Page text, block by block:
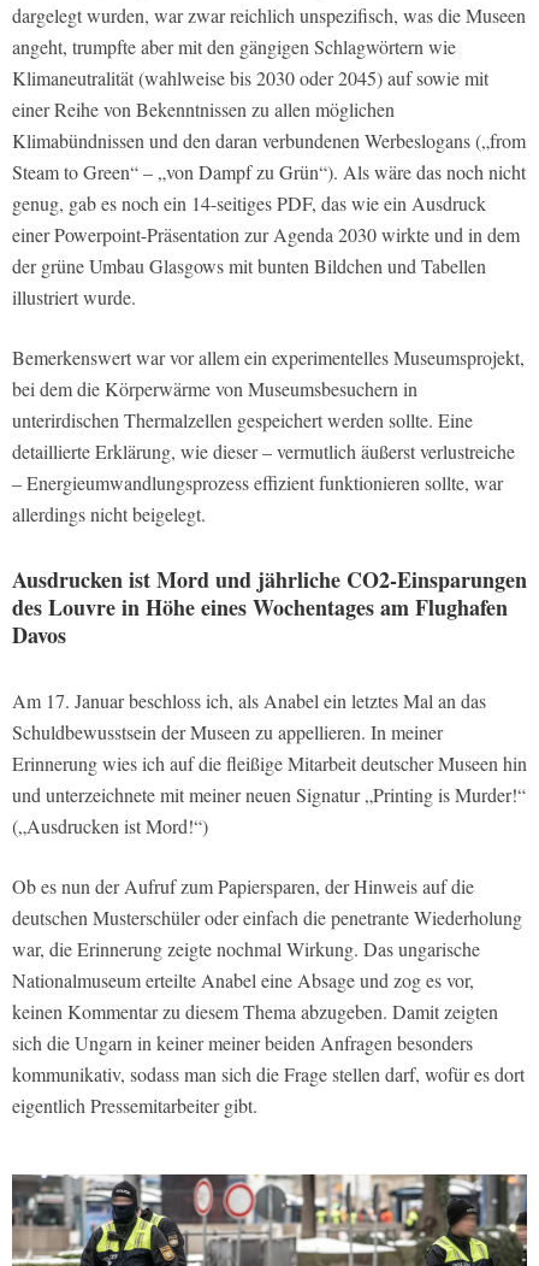
dargelegt wurden, war zwar reichlich unspezifisch, was die Museen
angeht, trumpfte aber mit den gängigen Schlagwörtern wie
Klimaneutralität (wahlweise bis 2030 oder 2045) auf sowie mit
einer Reihe von Bekenntnissen zu allen möglichen
Klimabündnissen und den daran verbundenen Werbeslogans („from
Steam to Green“ – „von Dampf zu Grün“). Als wäre das noch nicht
genug, gab es noch ein 14-seitiges PDF, das wie ein Ausdruck
einer Powerpoint-Präsentation zur Agenda 2030 wirkte und in dem
der grüne Umbau Glasgows mit bunten Bildchen und Tabellen
illustriert wurde.
Bemerkenswert war vor allem ein experimentelles Museumsprojekt,
bei dem die Körperwärme von Museumsbesuchern in
unterirdischen Thermalzellen gespeichert werden sollte. Eine
detaillierte Erklärung, wie dieser – vermutlich äußerst verlustreiche
– Energieumwandlungsprozess effizient funktionieren sollte, war
allerdings nicht beigelegt.
Ausdrucken ist Mord und jährliche CO2-Einsparungen
des Louvre in Höhe eines Wochentages am Flughafen
Davos
Am 17. Januar beschloss ich, als Anabel ein letztes Mal an das
Schuldbewusstsein der Museen zu appellieren. In meiner
Erinnerung wies ich auf die fleißige Mitarbeit deutscher Museen hin
und unterzeichnete mit meiner neuen Signatur „Printing is Murder!“
(„Ausdrucken ist Mord!“)
Ob es nun der Aufruf zum Papiersparen, der Hinweis auf die
deutschen Musterschüler oder einfach die penetrante Wiederholung
war, die Erinnerung zeigte nochmal Wirkung. Das ungarische
Nationalmuseum erteilte Anabel eine Absage und zog es vor,
keinen Kommentar zu diesem Thema abzugeben. Damit zeigten
sich die Ungarn in keiner meiner beiden Anfragen besonders
kommunikativ, sodass man sich die Frage stellen darf, wofür es dort
eigentlich Pressemitarbeiter gibt.